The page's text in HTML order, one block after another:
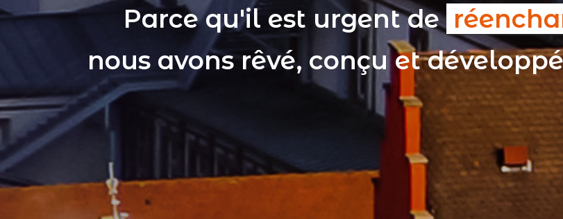
Parce qu'il est urgent de
nous avons rêvé, conçu et